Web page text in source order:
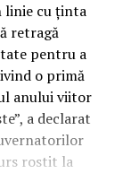
linie cu ţinta
retragă
pentru a
o primă
anului viitor
a declarat
rostit la